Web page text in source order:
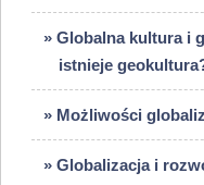
» Globalna kultura i
istnieje
» Możliwości
» Globalizacja i